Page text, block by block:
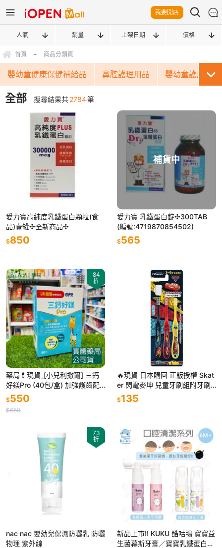
我要開店
首頁 - 商品分類頁
嬰幼童健康保健補給品 鼻腔護理用品 嬰幼童護膚產品
全部 搜尋結果共2784筆
人氣 銷量 上架日期 價格
愛力寶高純度乳鐵蛋白顆粒(食
品)壹罐✣全新商品✣
$850
補貨中
愛力寶 乳鐵蛋白錠✣300TAB
(編號:4719870854502)
$565
84
折
藥局💊現貨_[小兒利撒爾] 三鈣
好鎂Pro (40包/盒) 加強護齒配
方 成長鈣鎂升級版 鳳梨口味
$550
$650
🔥現貨 日本購回 正版授權 Skat
er 閃電麥坤 兒童牙刷組附牙刷
蓋 兒童牙刷 牙刷 3-5歲 3支入
$135
73
折
nac nac 嬰幼兒保濕防曬乳 防曬
物理 紫外線
新品上市!! KUKU 酷咕鴨 寶寶益
生菌幕斯牙膏／寶寶乳鐵蛋白潔